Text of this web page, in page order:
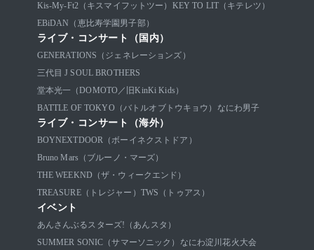
Kis-My-Ft2（キスマイフットツー） KEY TO LIT（キテレツ）
EBiDAN（恵比寿学園男子部）
ライブ・コンサート（国内）
GENERATIONS（ジェネレーションズ）
三代目 J SOUL BROTHERS
堂本光一（DOMOTO／旧KinKi Kids）
BATTLE OF TOKYO（バトルオブトウキョウ）
なにわ男子
ライブ・コンサート（海外）
BOYNEXTDOOR（ボーイネクストドア）
Bruno Mars（ブルーノ・マーズ）
THE WEEKND（ザ・ウィークエンド）
TREASURE（トレジャー） TWS（トゥアス）
イベント
あんさんぶるスターズ!（あんスタ）
SUMMER SONIC（サマーソニック） なにわ淀川花火大会